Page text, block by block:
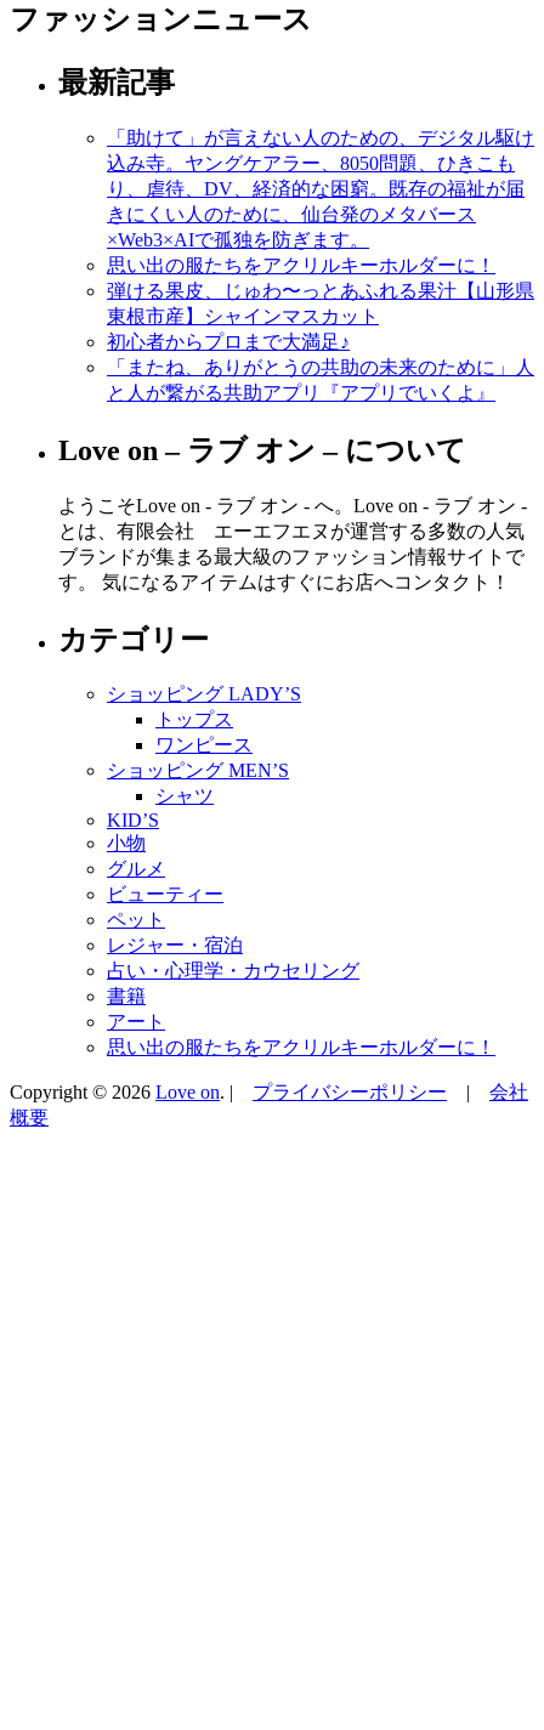
ファッションニュース
最新記事
「助けて」が言えない人のための、デジタル駆け
込み寺。ヤングケアラー、8050問題、ひきこも
り、虐待、DV、経済的な困窮。既存の福祉が届
きにくい人のために、仙台発のメタバース
×Web3×AIで孤独を防ぎます。
思い出の服たちをアクリルキーホルダーに！
弾ける果皮、じゅわ〜っとあふれる果汁【山形県
東根市産】シャインマスカット
初心者からプロまで大満足♪
「またね、ありがとうの共助の未来のために」人
と人が繋がる共助アプリ『アプリでいくよ』
Love on – ラブ オン – について
ようこそLove on - ラブ オン - へ。Love on - ラブ オン -
とは、有限会社 エーエフエヌが運営する多数の人気
ブランドが集まる最大級のファッション情報サイトで
す。 気になるアイテムはすぐにお店へコンタクト！
カテゴリー
ショッピング LADY’S
トップス
ワンピース
ショッピング MEN’S
シャツ
KID’S
小物
グルメ
ビューティー
ペット
レジャー・宿泊
占い・心理学・カウセリング
書籍
アート
思い出の服たちをアクリルキーホルダーに！
Copyright © 2026 Love on. | プライバシーポリシー | 会社
概要